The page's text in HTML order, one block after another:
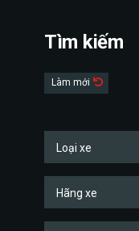
Tìm kiếm
Làm mới
Loại xe
Hãng xe